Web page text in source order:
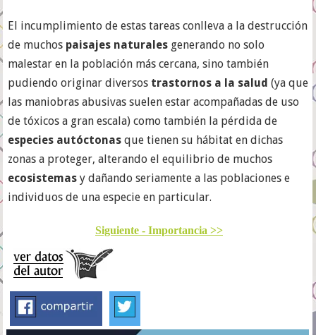
El incumplimiento de estas tareas conlleva a la destrucción
de muchos paisajes naturales generando no solo
malestar en la población más cercana, sino también
pudiendo originar diversos trastornos a la salud (ya que
las maniobras abusivas suelen estar acompañadas de uso
de tóxicos a gran escala) como también la pérdida de
especies autóctonas que tienen su hábitat en dichas
zonas a proteger, alterando el equilibrio de muchos
ecosistemas y dañando seriamente a las poblaciones e
individuos de una especie en particular.
Siguiente - Importancia >>